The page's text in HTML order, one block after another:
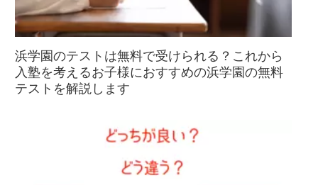
浜学園のテストは無料で受けられる？これから
入塾を考えるお子様におすすめの浜学園の無料
テストを解説します